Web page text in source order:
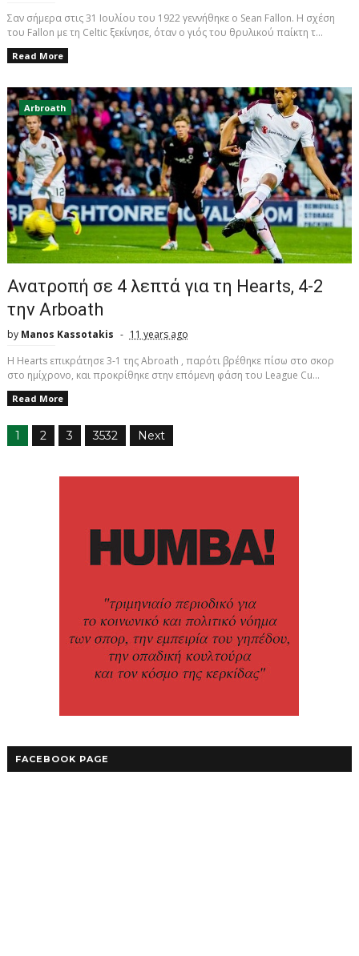
Σαν σήμερα στις 31 Ιουλίου του 1922 γεννήθηκε ο Sean Fallon. H σχέση
του Fallon με τη Celtic ξεκίνησε, όταν ο γιός του θρυλικού παίκτη τ...
Read More
Arbroath
Ανατροπή σε 4 λεπτά για τη Hearts, 4-2
την Arboath
by Manos Kassotakis
11 years ago
H Hearts επικράτησε 3-1 της Abroath , παρότι βρέθηκε πίσω στο σκορ
στο ημίχρονο, και προκρίθηκε στην επόμενη φάση του League Cu...
Read More
1 2 3 3532 Next
FACEBOOK PAGE